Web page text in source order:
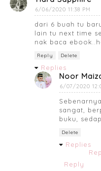
6/06/2020 11:38 PM
dari 6 buah tu
lain tu next time
nak baca
Reply Delete
Replies
Noor
6/07/2020
sangat,
buku,
Delete
Replies
Reply